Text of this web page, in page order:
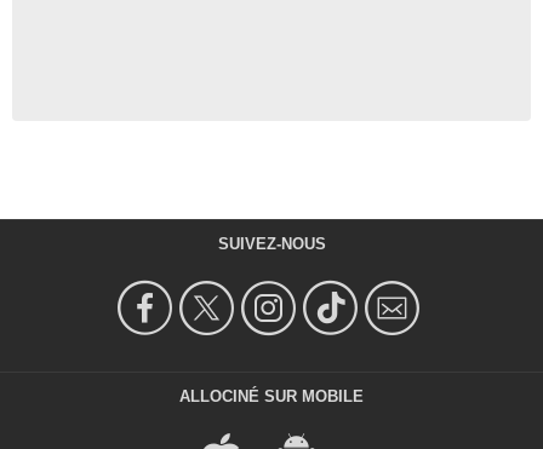
SUIVEZ-NOUS
ALLOCINÉ SUR MOBILE